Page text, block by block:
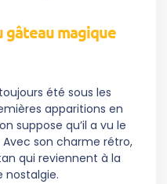
gâteau magique
été sous les
apparitions en
suppose qu’il a vu le
son charme rétro,
qui reviennent à la
nostalgie.